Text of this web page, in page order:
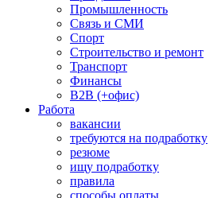
Промышленность
Связь и СМИ
Спорт
Строительство и ремонт
Транспорт
Финансы
B2B (+офис)
Работа
вакансии
требуются на подработку
резюме
ищу подработку
правила
способы оплаты